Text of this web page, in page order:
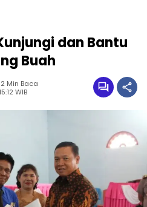
dan Bantu
Buah
2 Min Baca
WIB